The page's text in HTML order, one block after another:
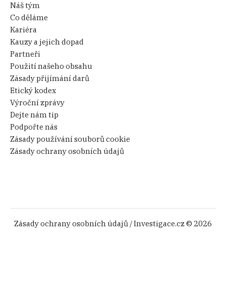
Náš tým
Co děláme
Kariéra
Kauzy a jejich dopad
Partneři
Použití našeho obsahu
Zásady přijímání darů
Etický kodex
Výroční zprávy
Dejte nám tip
Podpořte nás
Zásady používání souborů cookie
Zásady ochrany osobních údajů
Zásady ochrany osobních údajů / Investigace.cz © 2026